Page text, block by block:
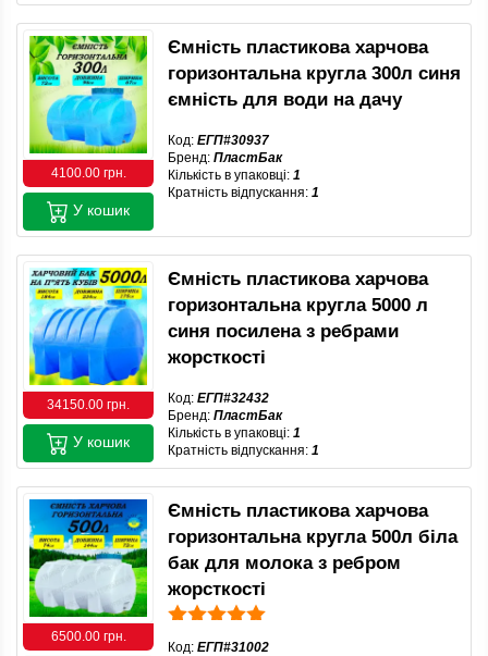
4100.00 грн.
Ємність пластикова харчова
горизонтальна кругла 300л синя
ємність для води на дачу
Код: ЕГП#30937
Бренд: ПластБак
Кількість в упаковці: 1
Кратність відпускання: 1
У кошик
34150.00 грн.
Ємність пластикова харчова
горизонтальна кругла 5000 л
синя посилена з ребрами
жорсткості
Код: ЕГП#32432
Бренд: ПластБак
Кількість в упаковці: 1
Кратність відпускання: 1
У кошик
6500.00 грн.
Ємність пластикова харчова
горизонтальна кругла 500л біла
бак для молока з ребром
жорсткості
Код: ЕГП#31002